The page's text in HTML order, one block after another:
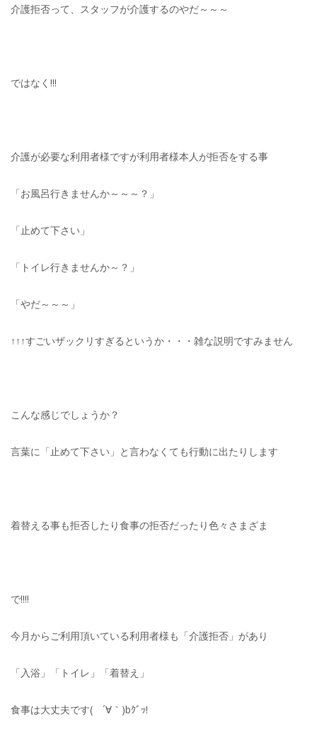
介護拒否って、スタッフが介護するのやだ～～～
ではなく!!!
介護が必要な利用者様ですが利用者様本人が拒否をする事
「お風呂行きませんか～～～？」
「止めて下さい」
「トイレ行きませんか～？」
「やだ～～～」
↑↑↑すごいザックリすぎるというか・・・雑な説明ですみません
こんな感じでしょうか？
言葉に「止めて下さい」と言わなくても行動に出たりします
着替える事も拒否したり食事の拒否だったり色々さまざま
で!!!!
今月からご利用頂いている利用者様も「介護拒否」があり
「入浴」「トイレ」「着替え」
食事は大丈夫です( ´∀｀)bｸﾞｯ!